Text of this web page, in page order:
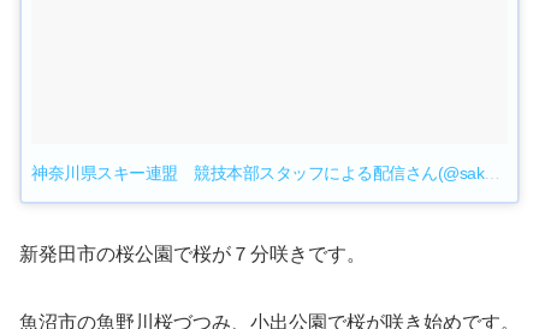
神奈川県スキー連盟 競技本部スタッフによる配信さん(@sak_race_center)がシェアした投稿
新発田市の桜公園で桜が７分咲きです。
魚沼市の魚野川桜づつみ、小出公園で桜が咲き始めです。